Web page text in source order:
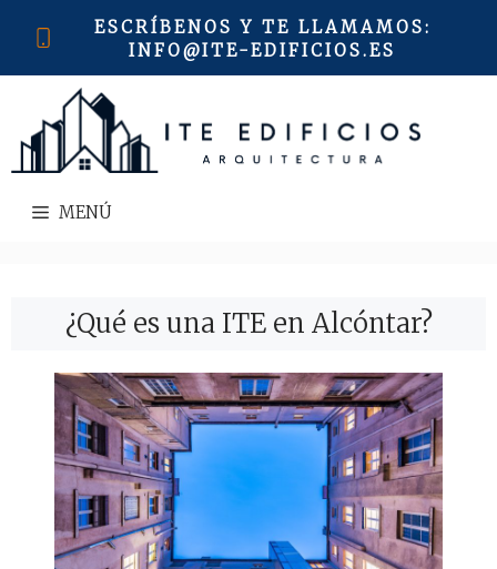
ESCRÍBENOS Y TE LLAMAMOS:
INFO@ITE-EDIFICIOS.ES
MENÚ
¿Qué es una ITE en Alcóntar?